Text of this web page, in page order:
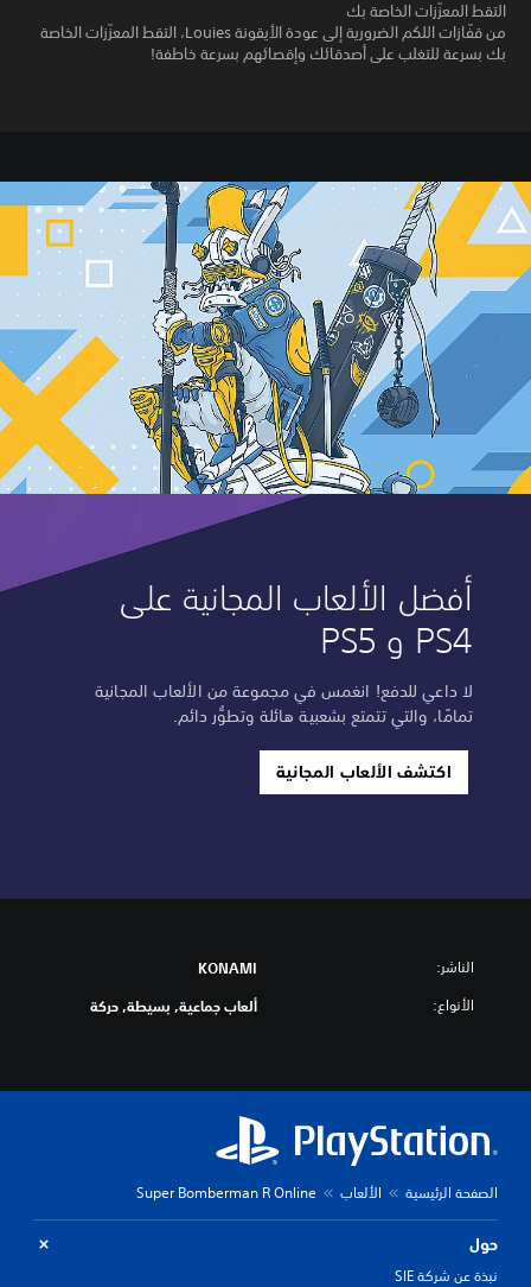
التقط المعزّزات الخاصة بك
من قفّازات اللكم الضرورية إلى عودة الأيقونة Louies، التقط المعزّزات الخاصة
بك بسرعة للتغلب على أصدقائك وإقصائهم بسرعة خاطفة!
أفضل الألعاب المجانية على
PS4 و PS5
لا داعي للدفع! انغمس في مجموعة من الألعاب المجانية
تمامًا، والتي تتمتع بشعبية هائلة وتطوُّر دائم.
اكتشف الألعاب المجانية
الناشر: KONAMI
الأنواع: ألعاب جماعية, بسيطة, حركة
الصفحة الرئيسية الألعاب Super Bomberman R Online
حول
نبذة عن شركة SIE